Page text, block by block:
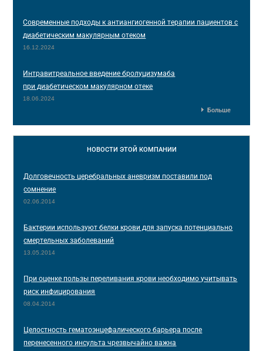
Современные подходы к антиангиогенной терапии пациентов с
диабетическим макулярным отеком
16.12.2024
Интравитреальное введение бролуцизумаба
при диабетическом макулярном отеке
18.06.2024
Больше
НОВОСТИ ЭТОЙ КОМПАНИИ
Долговечность церебральных аневризм поставили под
сомнение
02.06.2014
Бактерии используют белки крови для запуска потенциально
смертельных заболеваний
13.05.2014
При оценке пользы переливания крови необходимо учитывать
риск инфицирования
08.04.2014
Целостность гематоэнцефалического барьера после
перенесенного инсульта чрезвычайно важна